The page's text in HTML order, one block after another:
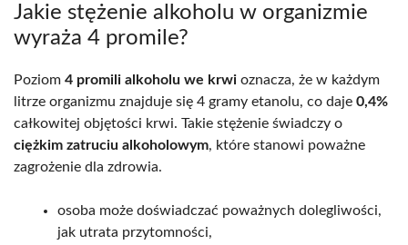
Jakie stężenie alkoholu w organizmie
wyraża 4 promile?
Poziom 4 promili alkoholu we krwi oznacza, że w każdym
litrze organizmu znajduje się 4 gramy etanolu, co daje 0,4%
całkowitej objętości krwi. Takie stężenie świadczy o
ciężkim zatruciu alkoholowym, które stanowi poważne
zagrożenie dla zdrowia.
osoba może doświadczać poważnych dolegliwości,
jak utrata przytomności,